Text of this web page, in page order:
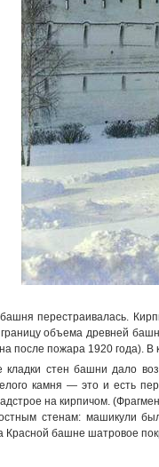
перестраивалась.
объема древней
после пожара 1920 года).
кладки стен башни дало
камня — это и есть
на кирпичом.
стенам: машикули
Красной башне шатровое